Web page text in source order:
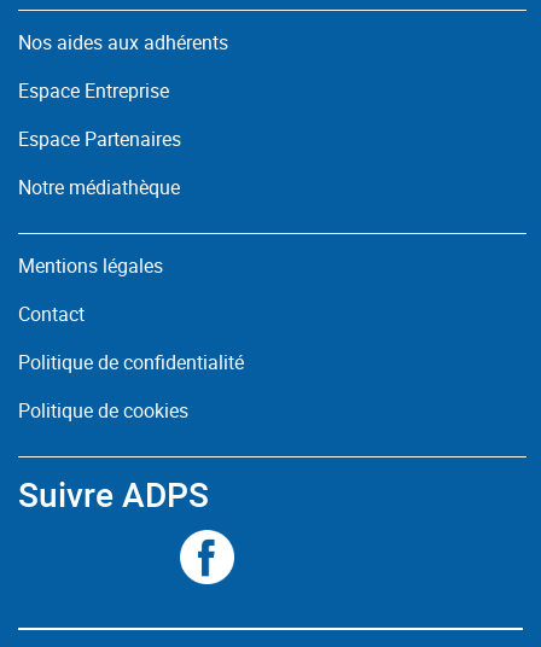
Nos aides aux adhérents
Espace Entreprise
Espace Partenaires
Notre médiathèque
Mentions légales
Contact
Politique de confidentialité
Politique de cookies
Suivre ADPS